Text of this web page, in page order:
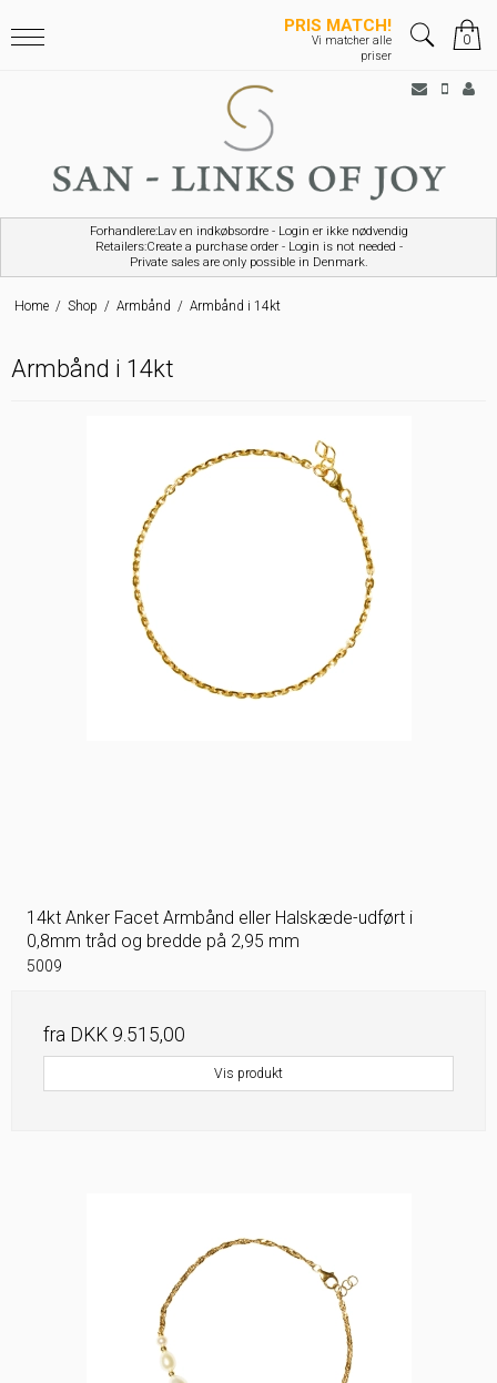
Forhandlere:Lav en indkøbsordre - Login er ikke nødvendig
Retailers:Create a purchase order - Login is not needed -
Private sales are only possible in Denmark.
0
PRIS MATCH!
Vi matcher alle
priser
Home / Shop / Armbånd / Armbånd i 14kt
Armbånd i 14kt
14kt Anker Facet Armbånd eller Halskæde-udført i
0,8mm tråd og bredde på 2,95 mm
5009
fra DKK 9.515,00
Vis produkt